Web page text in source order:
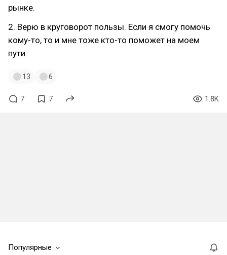
рынке.
2. Верю в круговорот пользы. Если я смогу помочь
кому-то, то и мне тоже кто-то поможет на моем
пути.
13 6
7 7 1.8K
Популярные